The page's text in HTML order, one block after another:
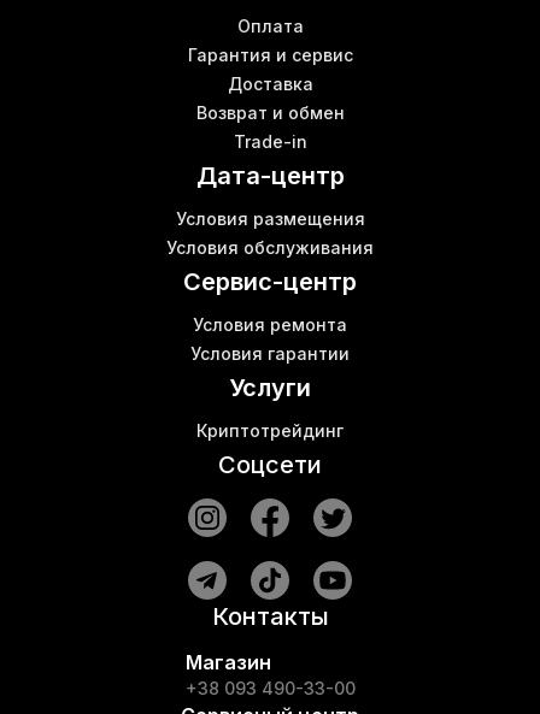
Комплектующие для майнинг ферм
Antminer bitmain s19
Оплата
Гарантия и сервис
Доставка
Возврат и обмен
Trade-in
Дата-центр
Условия размещения
Условия обслуживания
Сервис-центр
Условия ремонта
Условия гарантии
Услуги
Криптотрейдинг
Соцсети
Контакты
Магазин
+38 093 490-33-00